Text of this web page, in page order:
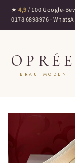
★4,9/ 100 Google-
0178 6898976 ·
OPRÉE
BRAUTMODEN